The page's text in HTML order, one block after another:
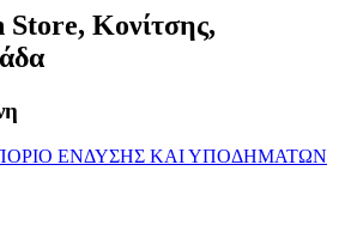
Κονίτσης,
ΕΝΔΥΣΗΣ ΚΑΙ ΥΠΟΔΗΜΑΤΩΝ